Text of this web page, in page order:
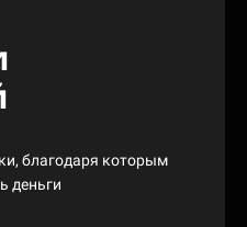
благодаря которым
деньги